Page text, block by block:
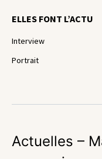
ELLES FONT L’ACTU
Interview
Portrait
Actuelles –